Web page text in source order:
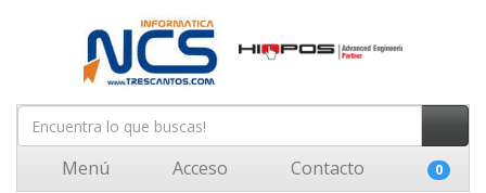
Menú Acceso Contacto 0